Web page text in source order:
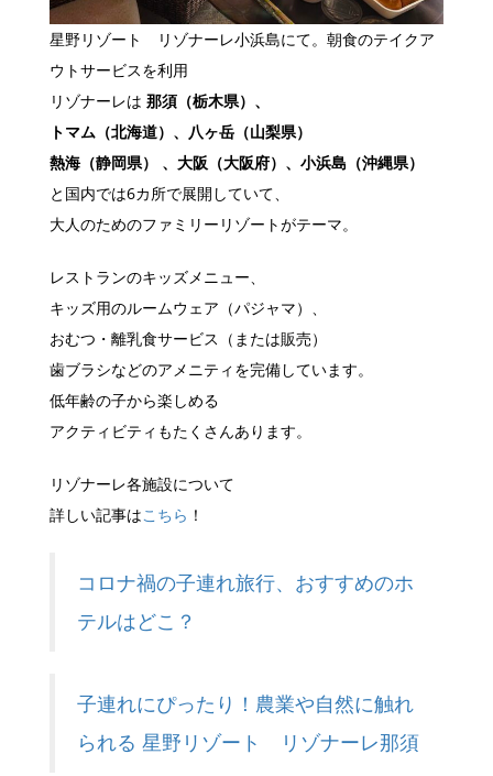
星野リゾート リゾナーレ小浜島にて。朝食のテイクア
ウトサービスを利用
リゾナーレは 那須（栃木県）、
トマム（北海道）、八ヶ岳（山梨県）
熱海（静岡県） 、大阪（大阪府）、小浜島（沖縄県）
と国内では6カ所で展開していて、
大人のためのファミリーリゾートがテーマ。
レストランのキッズメニュー、
キッズ用のルームウェア（パジャマ）、
おむつ・離乳食サービス（または販売）
歯ブラシなどのアメニティを完備しています。
低年齢の子から楽しめる
アクティビティもたくさんあります。
リゾナーレ各施設について
詳しい記事はこちら ！
コロナ禍の子連れ旅行、おすすめのホ
テルはどこ？
子連れにぴったり！農業や自然に触れ
られる 星野リゾート リゾナーレ那須